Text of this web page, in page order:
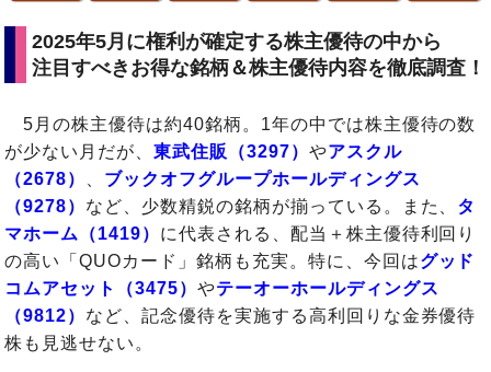
2025年5月に権利が確定する株主優待の中から
注目すべきお得な銘柄＆株主優待内容を徹底調査！
5月の株主優待は約40銘柄。1年の中では株主優待の数
が少ない月だが、東武住販（3297） やアスクル
（2678）
ブックオフグループホールディングス
（9278） など、少数精鋭の銘柄が揃っている。また、 タ
マホーム（1419） に代表される、配当＋株主優待利回り
の高い「QUOカード」銘柄も充実。特に、今回はグッド
コムアセット（3475） やテーオーホールディングス
（9812） など、記念優待を実施する高利回りな金券優待
株も見逃せない。